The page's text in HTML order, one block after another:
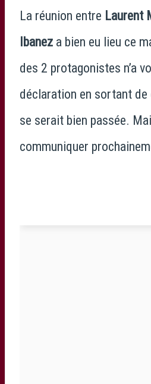
La réunion entre Laurent
Ibanez a bien eu lieu ce
des 2 protagonistes n’a
déclaration en sortant de
se serait bien passée.
communiquer